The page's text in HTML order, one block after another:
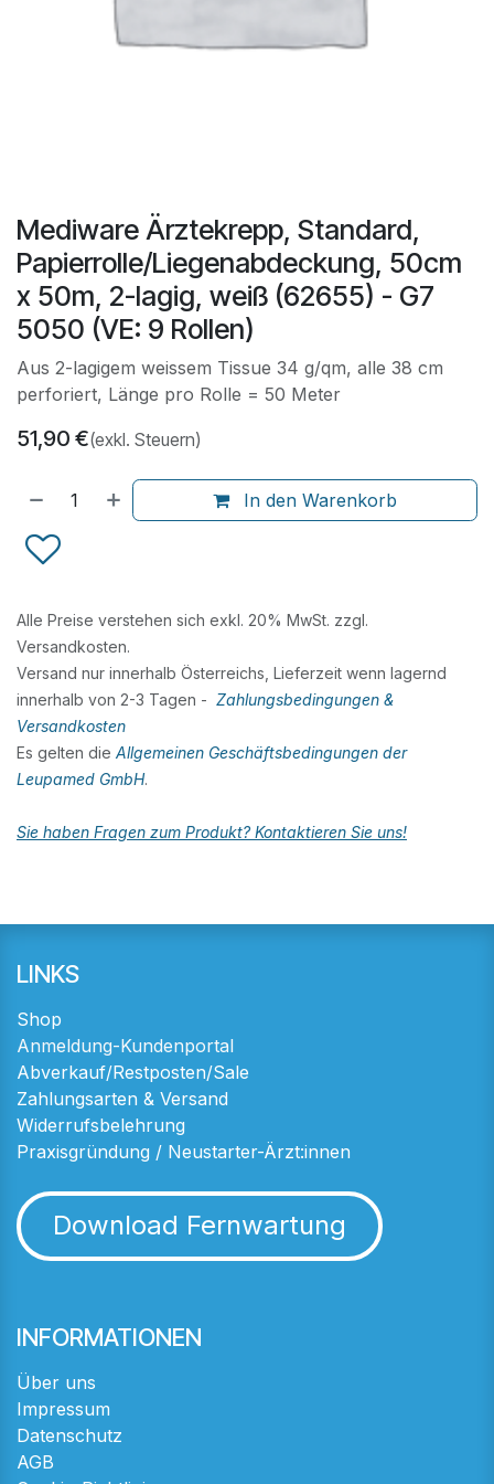
Mediware Ärztekrepp, Standard,
Papierrolle/Liegenabdeckung, 50cm
x 50m, 2-lagig, weiß (62655) - G7
5050 (VE: 9 Rollen)
Aus 2-lagigem weissem Tissue 34 g/qm, alle 38 cm
perforiert, Länge pro Rolle = 50 Meter
51,90 €(exkl. Steuern)
In den Warenkorb
Alle Preise verstehen sich exkl. 20% MwSt. zzgl.
Versandkosten.
Versand nur innerhalb Österreichs, Lieferzeit wenn lagernd
innerhalb von 2-3 Tagen - Zahlungsbedingungen &
Versandkosten
Es gelten die Allgemeinen Geschäftsbedingungen der
Leupamed GmbH.
Sie haben Fragen zum Produkt? Kontaktieren Sie uns!
LINKS
Shop
Anmeldung-Kundenportal
Abverkauf/Restposten/Sale
Zahlungsarten & Versand
Widerrufsbelehrung
Praxisgründung / Neustarter-Ärzt:innen
Download Fernwartung
INFORMATIONEN
Über uns
Impressum
Datenschutz
AGB